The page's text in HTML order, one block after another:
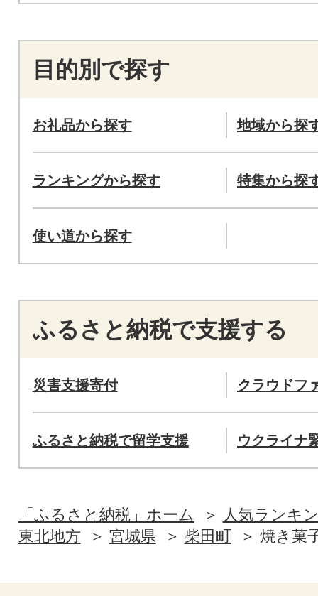
目的別で探す
お礼品から探す 地域から探
ランキングから探す 特集から探
使い道から探す
ふるさと納税で支援する
災害支援寄付 クラウドフ
ふるさと納税で留学支援 ウクライナ
「ふるさと納税」ホーム
人気ランキ
東北地方
宮城県 柴田町 焼き菓